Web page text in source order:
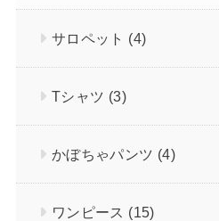
サロペット (4)
Tシャツ (3)
かぼちゃパンツ (4)
ワンピース (15)